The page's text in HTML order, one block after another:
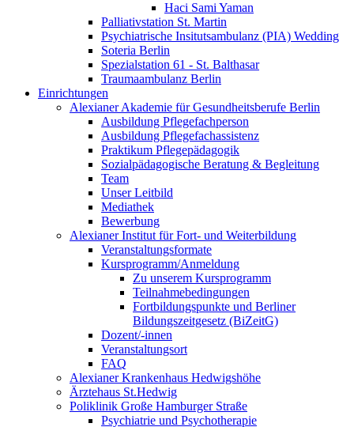
Haci Sami Yaman
Palliativstation St. Martin
Psychiatrische Insitutsambulanz (PIA) Wedding
Soteria Berlin
Spezialstation 61 - St. Balthasar
Traumaambulanz Berlin
Einrichtungen
Alexianer Akademie für Gesundheitsberufe Berlin
Ausbildung Pflegefachperson
Ausbildung Pflegefachassistenz
Praktikum Pflegepädagogik
Sozialpädagogische Beratung & Begleitung
Team
Unser Leitbild
Mediathek
Bewerbung
Alexianer Institut für Fort- und Weiterbildung
Veranstaltungsformate
Kursprogramm/Anmeldung
Zu unserem Kursprogramm
Teilnahmebedingungen
Fortbildungspunkte und Berliner
Bildungszeitgesetz (BiZeitG)
Dozent/-innen
Veranstaltungsort
FAQ
Alexianer Krankenhaus Hedwigshöhe
Ärztehaus St.Hedwig
Poliklinik Große Hamburger Straße
Psychiatrie und Psychotherapie